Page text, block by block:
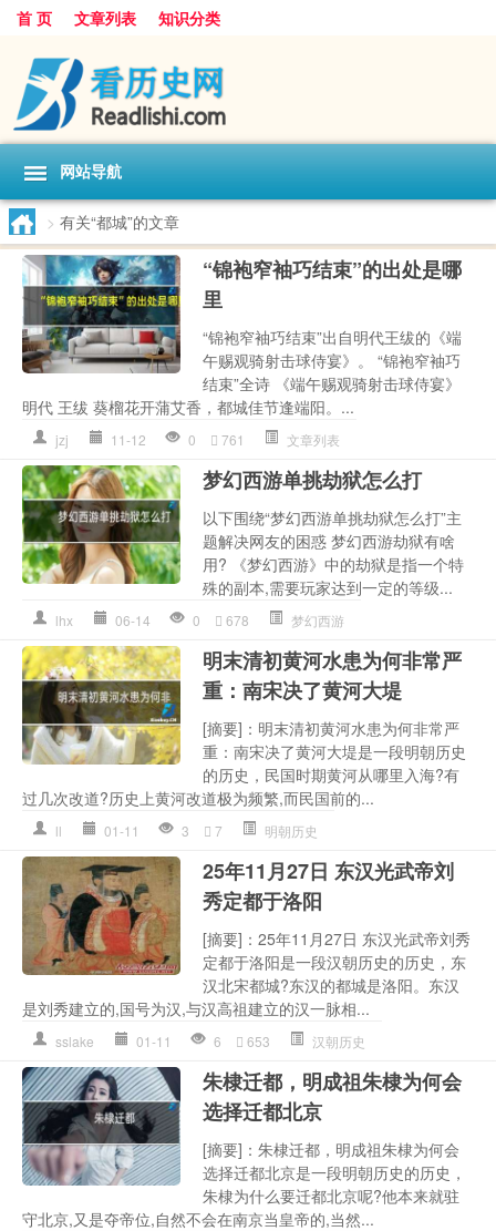
首 页 文章列表 知识分类
网站导航
> 有关“都城”的文章
“锦袍窄袖巧结束”的出处是哪
里
“锦袍窄袖巧结束”出自明代王绂的《端
午赐观骑射击球侍宴》。 “锦袍窄袖巧
结束”全诗 《端午赐观骑射击球侍宴》
明代 王绂 葵榴花开蒲艾香，都城佳节逢端阳。...
jzj 11-12 0 761 文章列表
梦幻西游单挑劫狱怎么打
以下围绕“梦幻西游单挑劫狱怎么打”主
题解决网友的困惑 梦幻西游劫狱有啥
用? 《梦幻西游》中的劫狱是指一个特
殊的副本,需要玩家达到一定的等级...
lhx 06-14 0 678 梦幻西游
明末清初黄河水患为何非常严
重：南宋决了黄河大堤
[摘要]：明末清初黄河水患为何非常严
重：南宋决了黄河大堤是一段明朝历史
的历史，民国时期黄河从哪里入海?有
过几次改道?历史上黄河改道极为频繁,而民国前的...
ll 01-11 3 7 明朝历史
25年11月27日 东汉光武帝刘
秀定都于洛阳
[摘要]：25年11月27日 东汉光武帝刘秀
定都于洛阳是一段汉朝历史的历史，东
汉北宋都城?东汉的都城是洛阳。东汉
是刘秀建立的,国号为汉,与汉高祖建立的汉一脉相...
sslake 01-11 6 653 汉朝历史
朱棣迁都，明成祖朱棣为何会
选择迁都北京
[摘要]：朱棣迁都，明成祖朱棣为何会
选择迁都北京是一段明朝历史的历史，
朱棣为什么要迁都北京呢?他本来就驻
守北京,又是夺帝位,自然不会在南京当皇帝的,当然...